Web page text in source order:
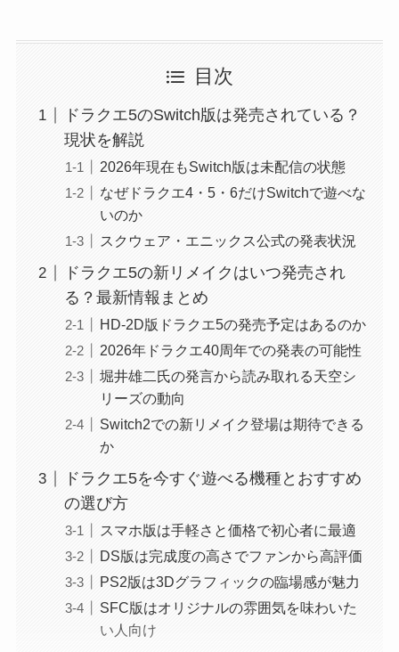
目次
ドラクエ5のSwitch版は発売されている？
現状を解説
2026年現在もSwitch版は未配信の状態
なぜドラクエ4・5・6だけSwitchで遊べな
いのか
スクウェア・エニックス公式の発表状況
ドラクエ5の新リメイクはいつ発売され
る？最新情報まとめ
HD-2D版ドラクエ5の発売予定はあるのか
2026年ドラクエ40周年での発表の可能性
堀井雄二氏の発言から読み取れる天空シ
リーズの動向
Switch2での新リメイク登場は期待できる
か
ドラクエ5を今すぐ遊べる機種とおすすめ
の選び方
スマホ版は手軽さと価格で初心者に最適
DS版は完成度の高さでファンから高評価
PS2版は3Dグラフィックの臨場感が魅力
SFC版はオリジナルの雰囲気を味わいた
い人向け